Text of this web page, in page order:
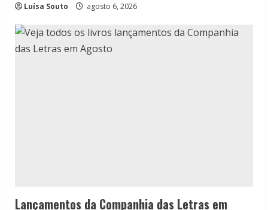
Luísa Souto agosto 6, 2026
Lançamentos da Companhia das Letras em